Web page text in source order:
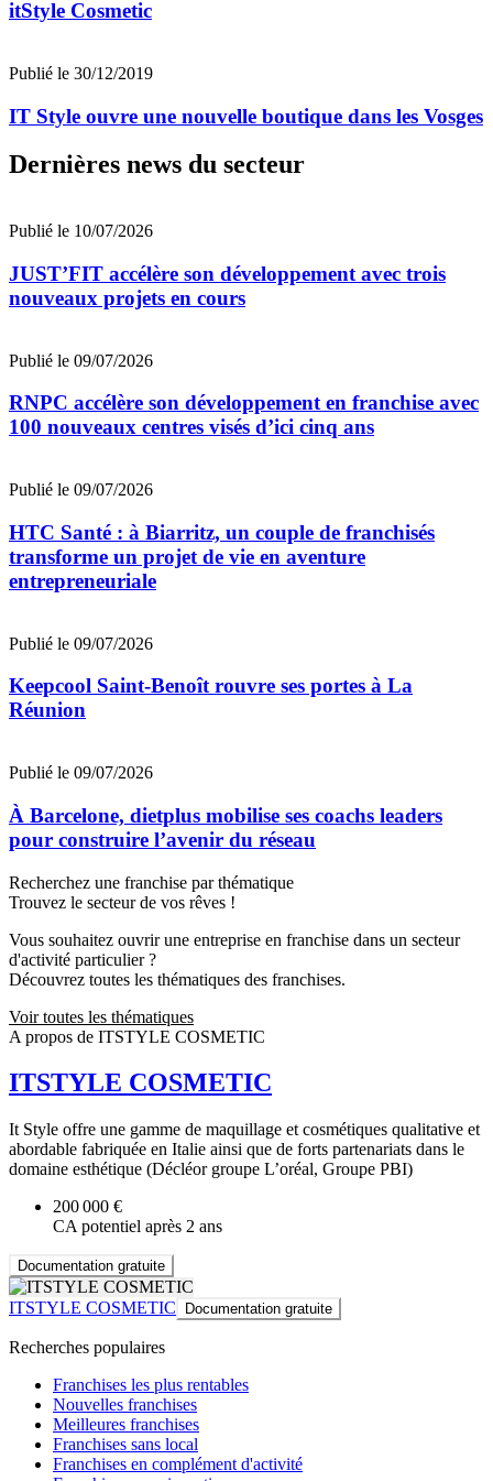
itStyle Cosmetic
Publié le 30/12/2019
IT Style ouvre une nouvelle boutique dans les Vosges
Dernières news du secteur
Publié le 10/07/2026
JUST’FIT accélère son développement avec trois
nouveaux projets en cours
Publié le 09/07/2026
RNPC accélère son développement en franchise avec
100 nouveaux centres visés d’ici cinq ans
Publié le 09/07/2026
HTC Santé : à Biarritz, un couple de franchisés
transforme un projet de vie en aventure
entrepreneuriale
Publié le 09/07/2026
Keepcool Saint-Benoît rouvre ses portes à La
Réunion
Publié le 09/07/2026
À Barcelone, dietplus mobilise ses coachs leaders
pour construire l’avenir du réseau
Recherchez une franchise par thématique
Trouvez le secteur de vos rêves !
Vous souhaitez ouvrir une entreprise en franchise dans un secteur
d'activité particulier ?
Découvrez toutes les thématiques des franchises.
Voir toutes les thématiques
A propos de ITSTYLE COSMETIC
ITSTYLE COSMETIC
It Style offre une gamme de maquillage et cosmétiques qualitative et
abordable fabriquée en Italie ainsi que de forts partenariats dans le
domaine esthétique (Décléor groupe L’oréal, Groupe PBI)
200 000 €
CA potentiel après 2 ans
Documentation gratuite
ITSTYLE COSMETIC Documentation gratuite
Recherches populaires
Franchises les plus rentables
Nouvelles franchises
Meilleures franchises
Franchises sans local
Franchises en complément d'activité